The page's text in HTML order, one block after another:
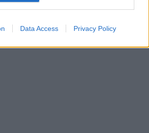
Data Access Privacy Policy